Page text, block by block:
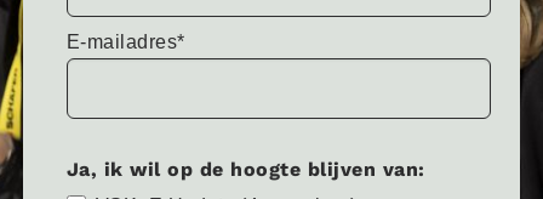
E-mailadres*
Ja, ik wil op de hoogte blijven van: